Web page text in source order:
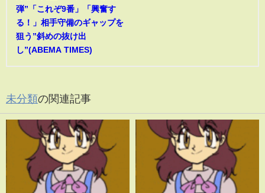
弾”「これぞ9番」「興奮す
る！」相手守備のギャップを
狙う”斜めの抜け出
し”(ABEMA TIMES)
未分類の関連記事